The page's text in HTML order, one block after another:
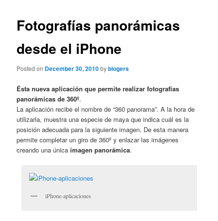
Fotografías panorámicas
desde el iPhone
Posted on December 30, 2010byblogers
Ésta nueva aplicación que permite realizar fotografías
panorámicas de 360º.
La aplicación recibe el nombre de “360 panorama”. A la hora de
utilizarla, muestra una especie de maya que indica cuál es la
posición adecuada para la siguiente imagen. De esta manera
permite completar un giro de 360º y enlazar las imágenes
creando una únicaimagen panorámica.
iPhone-aplicaciones